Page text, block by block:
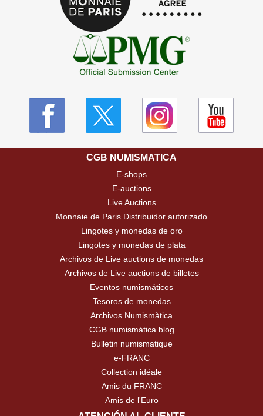
CGB NUMISMATICA
E-shops
E-auctions
Live Auctions
Monnaie de Paris Distribuidor autorizado
Lingotes y monedas de oro
Lingotes y monedas de plata
Archivos de Live auctions de monedas
Archivos de Live auctions de billetes
Eventos numismáticos
Tesoros de monedas
Archivos Numismàtica
CGB numismàtica blog
Bulletin numismatique
e-FRANC
Collection idéale
Amis du FRANC
Amis de l'Euro